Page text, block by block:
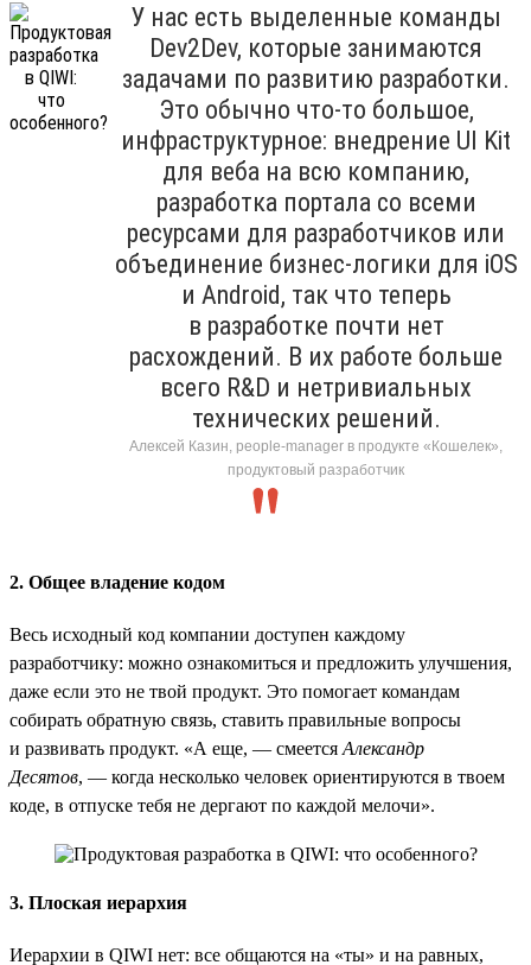
У нас есть выделенные команды
Dev2Dev, которые занимаются
задачами по развитию разработки.
Это обычно что-то большое,
инфраструктурное: внедрение UI Kit
для веба на всю компанию,
разработка портала со всеми
ресурсами для разработчиков или
объединение бизнес-логики для iOS
и Android, так что теперь
в разработке почти нет
расхождений. В их работе больше
всего R&D и нетривиальных
технических решений.
Алексей Казин, people-manager в продукте «Кошелек»,
продуктовый разработчик
2. Общее владение кодом
Весь исходный код компании доступен каждому
разработчику: можно ознакомиться и предложить улучшения,
даже если это не твой продукт. Это помогает командам
собирать обратную связь, ставить правильные вопросы
и развивать продукт. «А еще, — смеется Александр
Десятов, — когда несколько человек ориентируются в твоем
коде, в отпуске тебя не дергают по каждой мелочи».
3. Плоская иерархия
Иерархии в QIWI нет: все общаются на «ты» и на равных,